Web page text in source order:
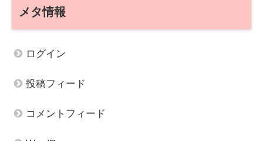
メタ情報
ログイン
投稿フィード
コメントフィード